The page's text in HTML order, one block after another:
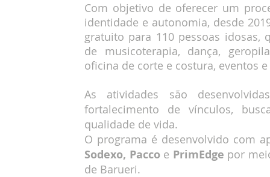
Com objetivo de oferecer um
identidade e autonomia, desde
gratuito para 110 pessoas idosas,
de musicoterapia, dança,
oficina de corte e costura, eventos
As atividades são
fortalecimento de vínculos,
qualidade de vida.
O programa é desenvolvido com
Sodexo, Pacco e PrimEdge por
de Barueri.